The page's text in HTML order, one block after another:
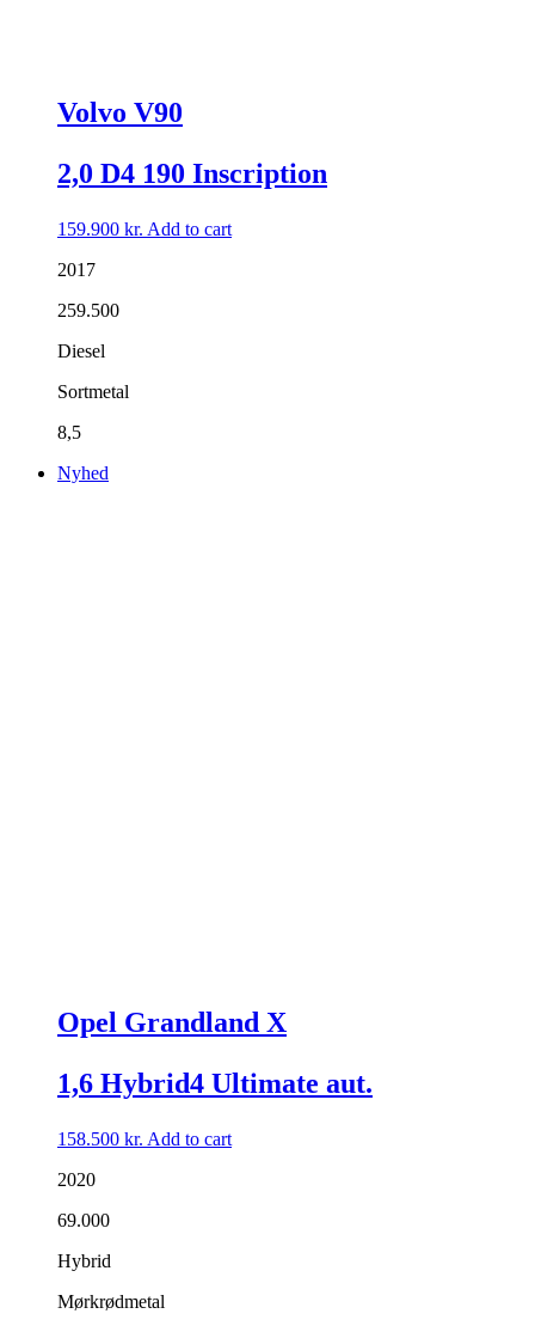
Volvo V90
2,0 D4 190 Inscription
159.900 kr. Add to cart
2017
259.500
Diesel
Sortmetal
8,5
Nyhed
Opel Grandland X
1,6 Hybrid4 Ultimate aut.
158.500 kr. Add to cart
2020
69.000
Hybrid
Mørkrødmetal